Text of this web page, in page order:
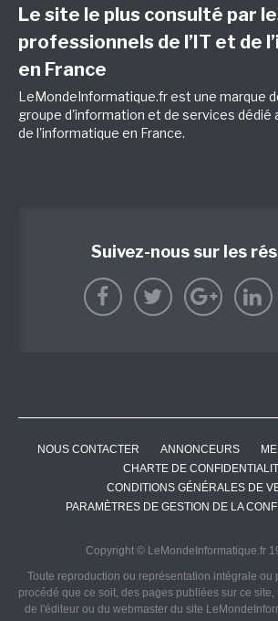
Le site le plus consulté par
professionnels de l’IT et de
en France
LeMondeInformatique.fr est une marque
groupe d'information et de services dédié
de l'informatique en France.
Suivez-nous sur les
NOUS CONTACTER ANNONCEURS
CHARTE DE
CONDITIONS GÉNÉRALES DE
PARAMÈTRES DE GESTION DE LA
Copyright © LeMondeInformatique.fr
Toute reproduction ou représentation intégrale ou
procédé que ce soit, des pages publiées sur ce
de l'éditeur ou du webmaster du site